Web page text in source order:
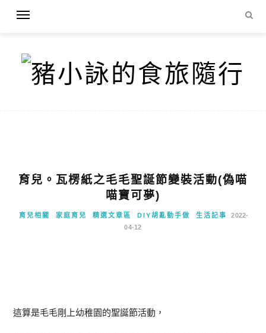
育兒。瓦楞紙之毛毛聖誕節變裝活動(偽喵
喵寶可夢)
育兒相關 家庭育兒 精選文章區 DIY胡亂動手做 生活記事
2022-
04-12
這算是毛毛剛上幼稚園的聖誕節活動，